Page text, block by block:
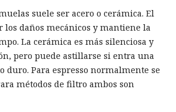
suele ser acero o cerámica. El
los daños mecánicos y mantiene la
La cerámica es más silenciosa y
pero puede astillarse si entra una
duro. Para espresso normalmente se
métodos de filtro ambos son